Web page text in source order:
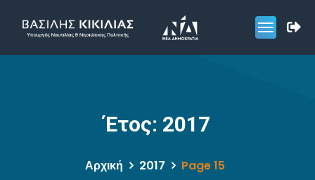
Έτος: 2017
Αρχική 2017 Page 15